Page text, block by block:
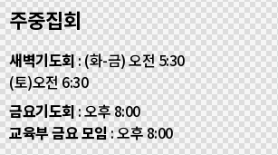
주중집회
새벽기도회: (화-금) 오전 5:30
(토)오전 6:30
금요기도회: 오후 8:00
교육부 금요 모임: 오후 8:00